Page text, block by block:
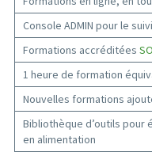
Console ADMIN pour le
Formations accréditées
1 heure de formation
Nouvelles formations
Bibliothèque d’outils
en alimentation